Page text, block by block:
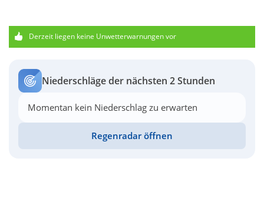
Derzeit liegen keine Unwetterwarnungen vor
Niederschläge der nächsten 2 Stunden
Momentan kein Niederschlag zu erwarten
Regenradar öffnen